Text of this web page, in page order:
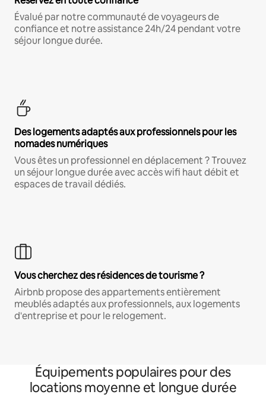
Évalué par notre communauté de voyageurs de
confiance et notre assistance 24h/24 pendant votre
séjour longue durée.
Des logements adaptés aux professionnels pour les
nomades numériques
Vous êtes un professionnel en déplacement ? Trouvez
un séjour longue durée avec accès wifi haut débit et
espaces de travail dédiés.
Vous cherchez des résidences de tourisme ?
Airbnb propose des appartements entièrement
meublés adaptés aux professionnels, aux logements
d'entreprise et pour le relogement.
Équipements populaires pour des
locations moyenne et longue durée